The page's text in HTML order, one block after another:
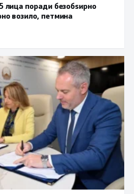
поради безобѕирно
возило, петмина